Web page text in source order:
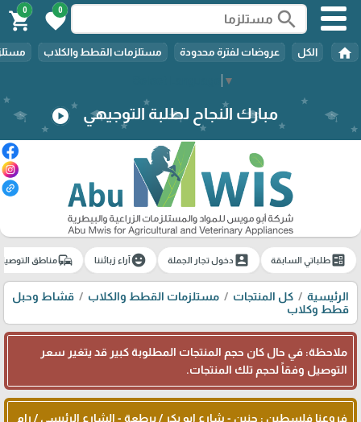
▼
search
0
favorite
0
shopping_cart
home الكل عروضات لفترة محدودة مستلزمات القطط والكلاب
مبارك النجاح لطلبة التوجيهي play_circle
ballotطلباتي السابقة account_boxدخول تجار الجملة emoji_emotionsآراء زبائننا commuteمناطق
الرئيسية كل المنتجات مستلزمات القطط والكلاب
قشاط وحبل
قطط وكلاب
ملاحظة: في حال كان حجم المنتجات المطلوبة كبير قد يتغير سعر
التوصيل وفقاً لحجم تلك المنتجات.
فروعنا فلسطين : جنين - شارع ابو بكر / برطعة - الشارع الرئيسي / رام